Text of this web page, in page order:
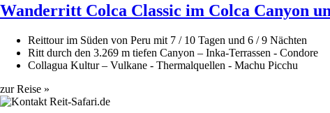
​Wanderritt Colca Classic im Colca Canyon
Reittour im Süden von Peru mit 7 / 10 Tagen und 6 / 9 Nächten
Ritt durch den 3.269 m tiefen Canyon – Inka-Terrassen - Condore
Collagua Kultur – Vulkane - Thermalquellen - Machu Picchu
zur Reise »